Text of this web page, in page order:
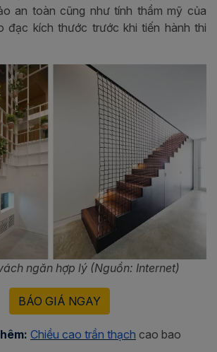
an toàn cũng như tính thẩm mỹ của
đạc kích thước trước khi tiến hành thi
ngăn hợp lý (Nguồn: Internet)
BÁO GIÁ NGAY
Chiều cao trần thạch cao bao